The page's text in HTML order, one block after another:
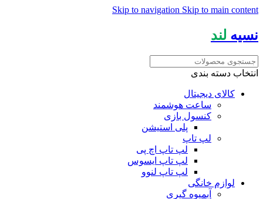
Skip to navigation Skip to main content
نسیه لند
انتخاب دسته بندی
کالای دیجیتال
ساعت هوشمند
کنسول بازی
پلی استیشن
لپ تاپ
لپ تاپ اچ پی
لپ تاپ ایسوس
لپ تاپ لنوو
لوازم خانگی
آبمیوه گیری